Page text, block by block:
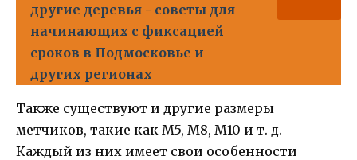
другие деревья - советы для
начинающих с фиксацией
сроков в Подмосковье и
других регионах
Также существуют и другие размеры
метчиков, такие как М5, М8, М10 и т. д.
Каждый из них имеет свои особенности